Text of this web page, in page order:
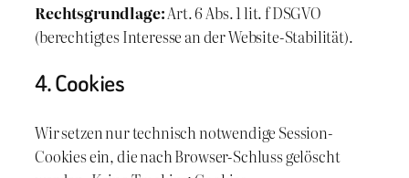
Rechtsgrundlage:Art. 6 Abs. 1 lit. f DSGVO
(berechtigtes Interesse an der Website-Stabilität).
4. Cookies
Wir setzen nur technisch notwendige Session-
Cookies ein, die nach Browser-Schluss gelöscht